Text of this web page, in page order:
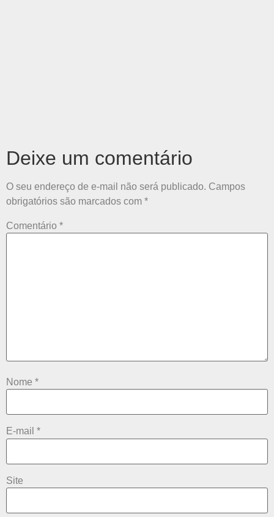
Deixe um comentário
O seu endereço de e-mail não será publicado. Campos
obrigatórios são marcados com *
Comentário *
Nome *
E-mail *
Site